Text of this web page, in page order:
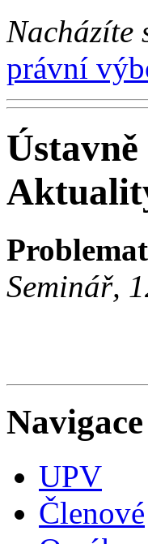
Nacházíte
právní
Seminář,
Navigace
UPV
Členové